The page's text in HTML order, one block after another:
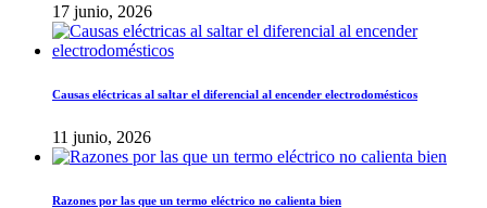
17 junio, 2026
Causas eléctricas al saltar el diferencial al encender electrodomésticos
11 junio, 2026
Razones por las que un termo eléctrico no calienta bien